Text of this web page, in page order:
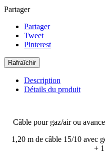
Partager
Partager
Tweet
Pinterest
Description
Détails du produit
Câble pour gaz/air ou
1,20 m de câble 15/10 avec
+